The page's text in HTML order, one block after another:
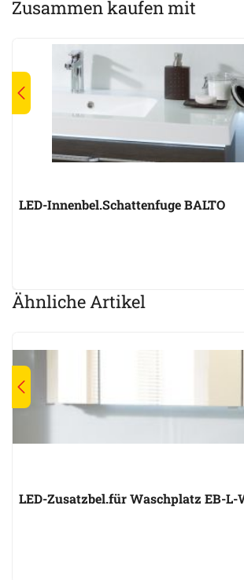
Zusammen kaufen mit
LED-Innenbel.Schattenfuge BALTO
Ähnliche Artikel
LED-Zusatzbel.für Waschplatz EB-L-